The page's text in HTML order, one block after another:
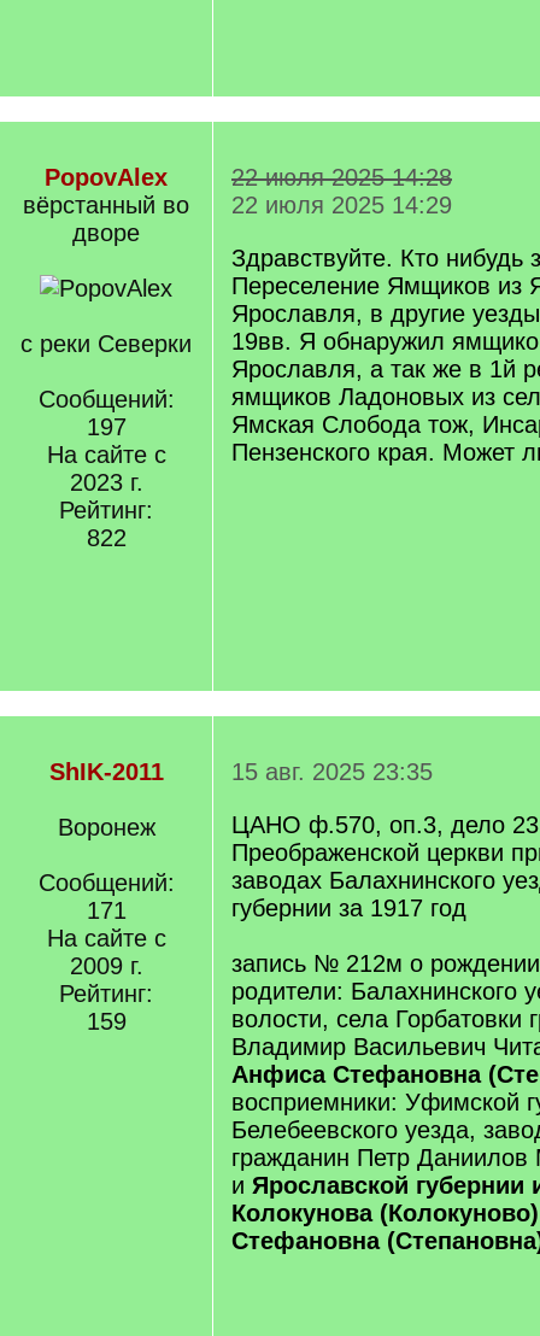
PopovAlex
вëрстанный во
дворе
с реки Северки
Сообщений:
197
На сайте с
2023 г.
Рейтинг:
822
22 июля 2025 14:28
22 июля 2025 14:29
Здравствуйте. Кто нибудь
Переселение Ямщиков из
Ярославля, в другие
19вв. Я обнаружил
Ярославля, а так же в 1й
ямщиков Ладоновых из
Ямская Слобода тож,
Пензенского края. Может
ShIK-2011
Воронеж
Сообщений:
171
На сайте с
2009 г.
Рейтинг:
159
15 авг. 2025 23:35
ЦАНО ф.570, оп.3, дело
Преображенской церкви
заводах Балахнинского
губернии за 1917 год
запись № 212м о
родители: Балахнинского
волости, села Горбатовки
Владимир Васильевич
Анфиса Стефановна
восприемники: Уфимской
Белебеевского уезда,
гражданин Петр Даниилов
и Ярославской губернии
Колокунова
Стефановна